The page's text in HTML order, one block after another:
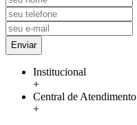
Enviar
Institucional
+
Central de Atendimento
+